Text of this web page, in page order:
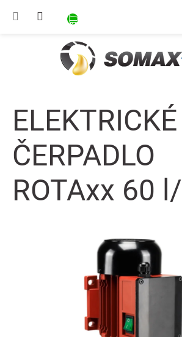
NÁKUPNÍ KOŠÍK
ELEKTRICKÉ
ČERPADLO
ROTAxx 60